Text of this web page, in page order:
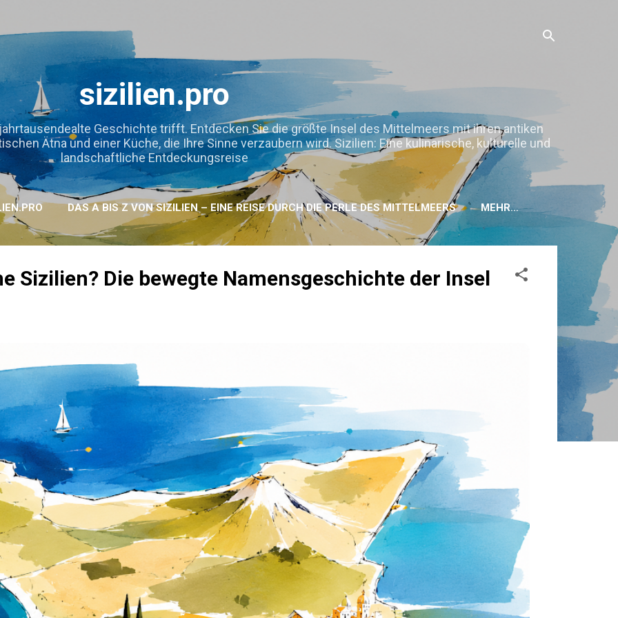
sizilien.pro
Geschichte trifft. Entdecken Sie die größte Insel des Mittelmeers mit ihren antiken
Ätna und einer Küche, die Ihre Sinne verzaubern wird. Sizilien: Eine kulinarische, kulturelle und
landschaftliche Entdeckungsreise
DAS A BIS Z VON SIZILIEN – EINE REISE DURCH DIE PERLE DES MITTELMEERS MEHR…
Sizilien? Die bewegte Namensgeschichte der Insel